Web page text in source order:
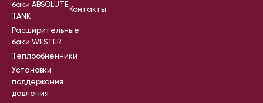
баки ABSOLUTE
TANK
Расширительные
баки WESTER
Теплообменники
Установки
поддержания
давления
Контакты